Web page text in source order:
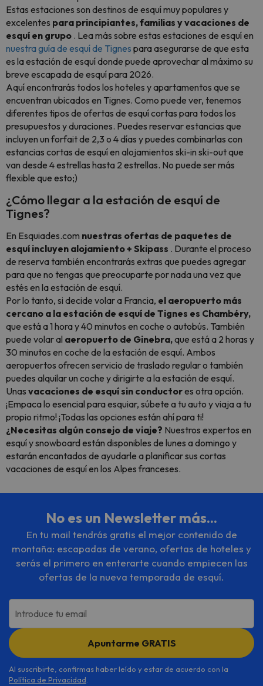
Estas estaciones son destinos de esquí muy populares y
excelentes para principiantes, familias y vacaciones de
esquí en grupo . Lea más sobre estas estaciones de esquí en
nuestra guía de esquí de Tignes para asegurarse de que esta
es la estación de esquí donde puede aprovechar al máximo su
breve escapada de esquí para 2026.
Aquí encontrarás todos los hoteles y apartamentos que se
encuentran ubicados en Tignes. Como puede ver, tenemos
diferentes tipos de ofertas de esquí cortas para todos los
presupuestos y duraciones. Puedes reservar estancias que
incluyen un forfait de 2,3 o 4 días y puedes combinarlas con
estancias cortas de esquí en alojamientos ski-in ski-out que
van desde 4 estrellas hasta 2 estrellas. No puede ser más
flexible que esto;)
¿Cómo llegar a la estación de esquí de
Tignes?
En Esquiades.com nuestras ofertas de paquetes de
esquí incluyen alojamiento + Skipass . Durante el proceso
de reserva también encontrarás extras que puedes agregar
para que no tengas que preocuparte por nada una vez que
estés en la estación de esquí.
Por lo tanto, si decide volar a Francia, el aeropuerto más
cercano a la estación de esquí de Tignes es Chambéry,
que está a 1 hora y 40 minutos en coche o autobús. También
puede volar al aeropuerto de Ginebra,que está a 2 horas y
30 minutos en coche de la estación de esquí. Ambos
aeropuertos ofrecen servicio de traslado regular o también
puedes alquilar un coche y dirigirte a la estación de esquí.
Unas vacaciones de esquí sin conductores otra opción.
¡Empaca lo esencial para esquiar, súbete a tu auto y viaja a tu
propio ritmo! ¡Todas las opciones están ahí para ti!
¿Necesitas algún consejo de viaje? Nuestros expertos en
esquí y snowboard están disponibles de lunes a domingo y
estarán encantados de ayudarle a planificar sus cortas
vacaciones de esquí en los Alpes franceses.
No es un Newsletter más...
En tu mail tendrás gratis el mejor contenido de
montaña: escapadas de verano, ofertas de hoteles y
serás el primero en enterarte cuando empiecen las
ofertas de la nueva temporada de esquí.
Introduce tu email
Apuntarme GRATIS
Al suscribirte, confirmas haber leído y estar de acuerdo con la
Política de Privacidad